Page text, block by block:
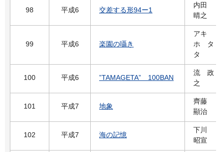
98 平成6 交差する形94ー1
内田
晴之
99 平成6 楽園の囁き
アキ
ホ タ
タ
100 平成6 ”TAMAGETA” 100BAN
流 政
之
101 平成7 地象
齊藤
顯治
102 平成7 海の記憶
下川
昭宣